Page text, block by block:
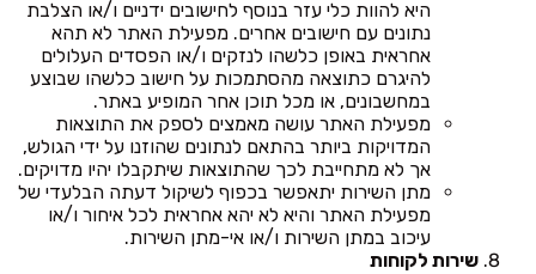
היא להוות כלי עזר בנוסף לחישובים ידניים ו/או הצלבת
נתונים עם חישובים אחרים. מפעילת האתר לא תהא
אחראית באופן כלשהו לנזקים ו/או הפסדים העלולים
להיגרם כתוצאה מהסתמכות על חישוב כלשהו שבוצע
במחשבונים, או מכל תוכן אחר המופיע באתר.
מפעילת האתר עושה מאמצים לספק את התוצאות
המדויקות ביותר בהתאם לנתונים שהוזנו על ידי הגולש,
אך לא מתחייבת לכך שהתוצאות שיתקבלו יהיו מדויקים.
מתן השירות יתאפשר בכפוף לשיקול דעתה הבלעדי של
מפעילת האתר והיא לא יהא אחראית לכל איחור ו/או
עיכוב במתן השירות ו/או אי-מתן השירות.
שירות לקוחות